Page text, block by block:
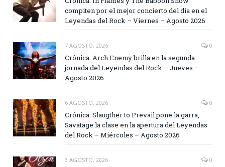
compiten por el mejor concierto del día en el
Leyendas del Rock – Viernes – Agosto 2026
7 AGOSTO, 2026 0
Crónica: Arch Enemy brilla en la segunda
jornada del Leyendas del Rock – Jueves –
Agosto 2026
6 AGOSTO, 2026 0
Crónica: Slaugther to Prevail pone la garra,
Savatage la clase en la apertura del Leyendas
del Rock – Miércoles – Agosto 2026
3 AGOSTO, 2026 0